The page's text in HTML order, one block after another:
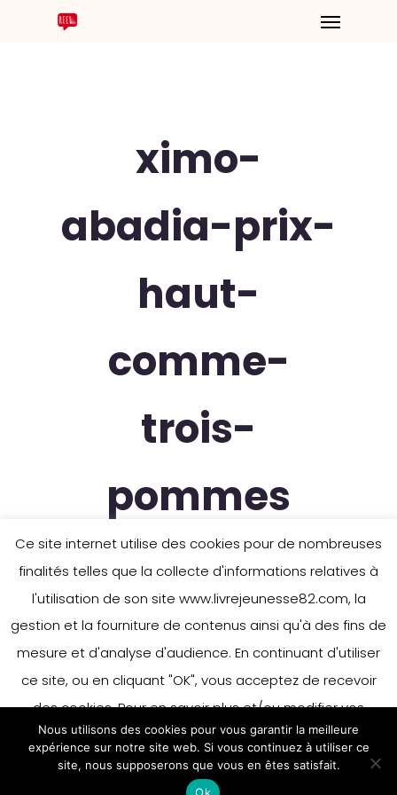
ximo-
abadia-prix-
haut-
comme-
trois-
pommes
Ce site internet utilise des cookies pour de nombreuses
finalités telles que la collecte d'informations relatives à
l'utilisation de son site www.livrejeunesse82.com, la
gestion et la fourniture de contenus ainsi qu'à des fins de
mesure et d'analyse d'audience. En continuant d'utiliser
ce site, ou en cliquant "OK", vous acceptez de recevoir
des cookies. Pour en savoir plus et/ou modifier vos
préférences en matière de cookies, merci de vous référer
à notre politique sur les cookies.
Accepter
Nous utilisons des cookies pour vous garantir la meilleure
expérience sur notre site web. Si vous continuez à utiliser ce
site, nous supposerons que vous en êtes satisfait.
Ok